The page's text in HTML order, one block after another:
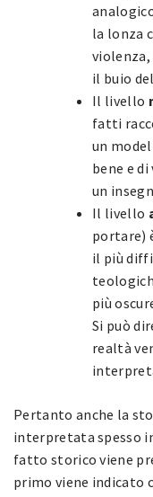
la lonza
violenza,
il buio
Il livello
fatti
un
bene e
un
Il livello
portare)
il più
più
Si può
realtà
Pertanto anche la
interpretata spesso
fatto storico viene
primo viene indicato